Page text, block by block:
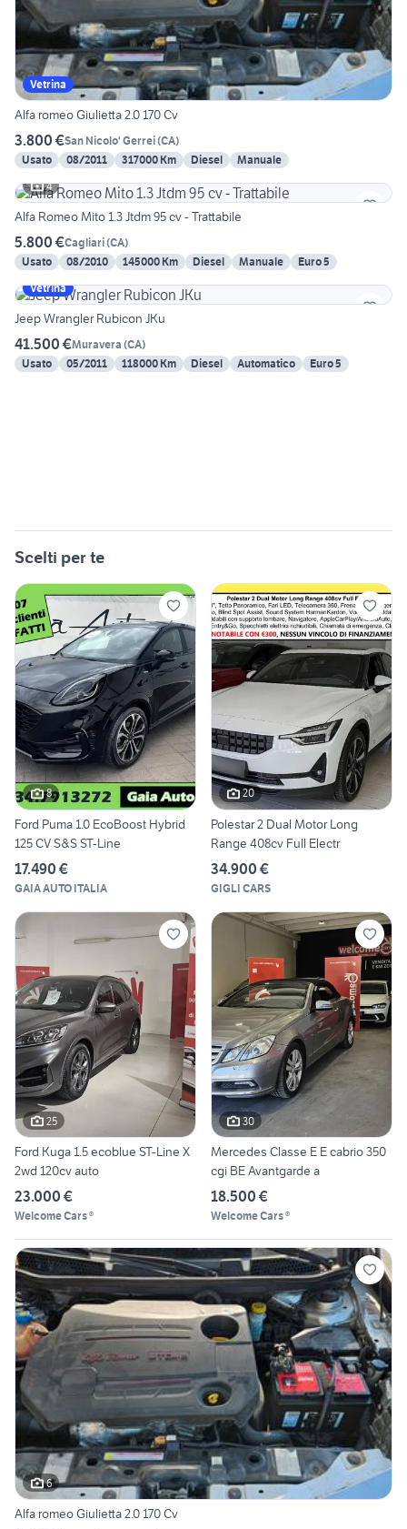
Vetrina
Alfa romeo Giulietta 2.0 170 Cv
3.800 €San Nicolo' Gerrei(CA)
Usato
08/2011 317000 Km Diesel
Manuale
4
Alfa Romeo Mito 1.3 Jtdm 95 cv - Trattabile
5.800 €Cagliari(CA)
Usato
08/2010 145000 Km Diesel Manuale
Euro 5
Vetrina
Jeep Wrangler Rubicon JKu
41.500 €Muravera (CA)
Usato
05/2011 118000 Km Diesel Automatico Euro 5
Scelti per te
8
Ford Puma 1.0 EcoBoost Hybrid
125 CV S&S ST-Line
17.490 €
GAIA AUTO ITALIA
20
Polestar 2 Dual Motor Long
Range 408cv Full Electr
34.900 €
GIGLI CARS
25
Ford Kuga 1.5 ecoblue ST-Line X
2wd 120cv auto
23.000 €
Welcome Cars ®
30
Mercedes Classe E E cabrio 350
cgi BE Avantgarde a
18.500 €
Welcome Cars ®
6
Alfa romeo Giulietta 2.0 170 Cv